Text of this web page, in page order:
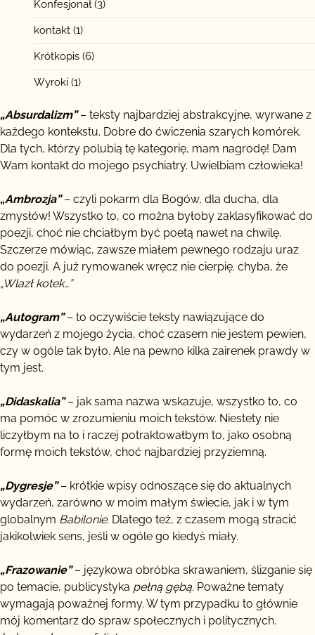
Konfesjonał(3)
kontakt (1)
Krótkopis (6)
Wyroki (1)
„Absurdalizm”– teksty najbardziej abstrakcyjne, wyrwane z
każdego kontekstu. Dobre do ćwiczenia szarych komórek.
Dla tych, którzy polubią tę kategorię, mam nagrodę! Dam
Wam kontakt do mojego psychiatry. Uwielbiam człowieka!
„Ambrozja”– czyli pokarm dla Bogów, dla ducha, dla
zmysłów! Wszystko to, co można byłoby zaklasyfikować do
poezji, choć nie chciałbym być poetą nawet na chwilę.
Szczerze mówiąc, zawsze miałem pewnego rodzaju uraz
do poezji. A już rymowanek wręcz nie cierpię. chyba, że
„Wlazł kotek…”
„Autogram”– to oczywiście teksty nawiązujące do
wydarzeń z mojego życia, choć czasem nie jestem pewien,
czy w ogóle tak było. Ale na pewno kilka zairenek prawdy w
tym jest.
„Didaskalia”– jak sama nazwa wskazuje, wszystko to, co
ma pomóc w zrozumieniu moich tekstów. Niestety nie
liczyłbym na to i raczej potraktowałbym to, jako osobną
formę moich tekstów, choć najbardziej przyziemną.
„Dygresje”– krótkie wpisy odnoszące się do aktualnych
wydarzeń, zarówno w moim małym świecie, jak i w tym
globalnym Babilonie. Dlatego też, z czasem mogą stracić
jakikolwiek sens, jeśli w ogóle go kiedyś miały.
„Frazowanie”– językowa obróbka skrawaniem, ślizganie się
po temacie, publicystyka pełną gębą. Poważne tematy
wymagają poważnej formy. W tym przypadku to głównie
mój komentarz do spraw społecznych i politycznych.